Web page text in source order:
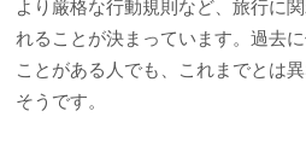
より厳格な行動規則など、旅行に
れることが決まっています。過去
ことがある人でも、これまでとは
そうです。